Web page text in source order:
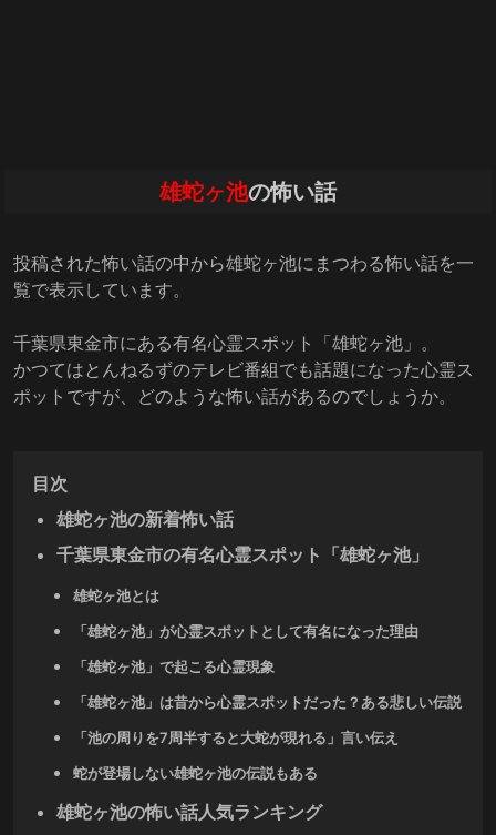
雄蛇ヶ池の怖い話
投稿された怖い話の中から雄蛇ヶ池にまつわる怖い話を一
覧で表示しています。
千葉県東金市にある有名心霊スポット「雄蛇ヶ池」。
かつてはとんねるずのテレビ番組でも話題になった心霊ス
ポットですが、どのような怖い話があるのでしょうか。
目次
雄蛇ヶ池の新着怖い話
千葉県東金市の有名心霊スポット「雄蛇ヶ池」
雄蛇ヶ池とは
「雄蛇ヶ池」が心霊スポットとして有名になった理由
「雄蛇ヶ池」で起こる心霊現象
「雄蛇ヶ池」は昔から心霊スポットだった？ある悲しい伝説
「池の周りを7周半すると大蛇が現れる」言い伝え
蛇が登場しない雄蛇ヶ池の伝説もある
雄蛇ヶ池の怖い話人気ランキング